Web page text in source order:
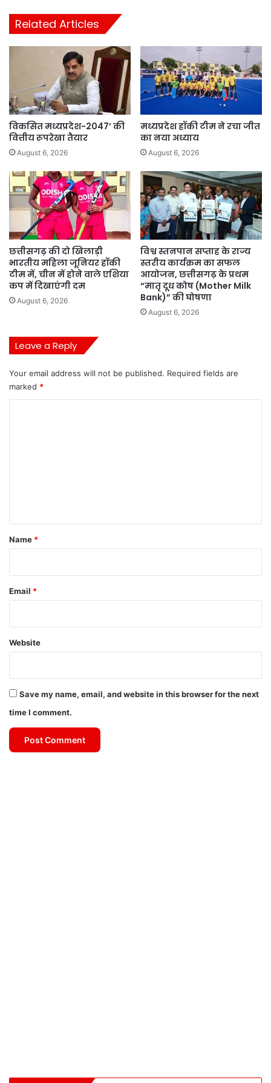
Related Articles
विकसित मध्यप्रदेश-2047’ की
वित्तीय रूपरेखा तैयार
August 6, 2026
मध्यप्रदेश हॉकी टीम ने रचा जीत
का नया अध्याय
August 6, 2026
छत्तीसगढ़ की दो खिलाड़ी
भारतीय महिला जूनियर हॉकी
टीम में, चीन में होने वाले एशिया
कप में दिखाएंगी दम
August 6, 2026
विश्व स्तनपान सप्ताह के राज्य
स्तरीय कार्यक्रम का सफल
आयोजन, छत्तीसगढ़ के प्रथम
“मातृ दूध कोष (Mother Milk
Bank)” की घोषणा
August 6, 2026
Leave a Reply
Your email address will not be published. Required fields are
marked *
*
Name *
Email *
Website
Save my name, email, and website in this browser for the next
time I comment.